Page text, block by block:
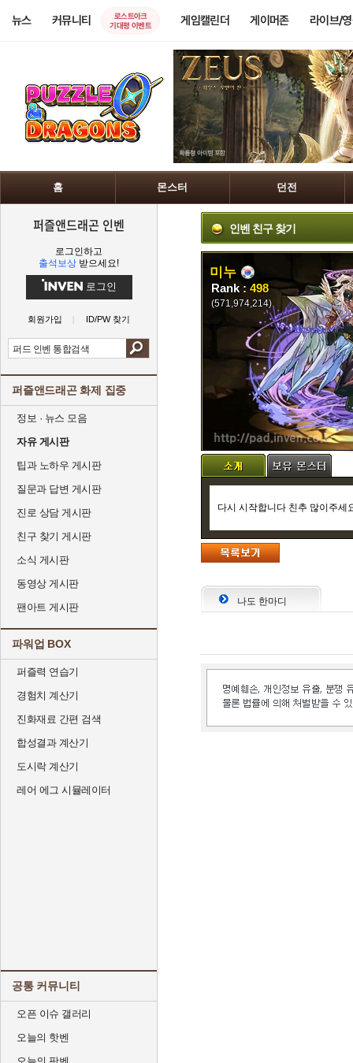
뉴스 커뮤니티
로스트아크
기대평 이벤트
게임캘린더 게이머존 라이브/
홈 몬스터 던전
퍼즐앤드래곤 인벤
로그인하고
출석보상 받으세요!
로그인
회원가입 ID/PW 찾기
퍼즐앤드래곤 화제 집중
정보 · 뉴스 모음
자유 게시판
팁과 노하우 게시판
질문과 답변 게시판
진로 상담 게시판
친구 찾기 게시판
소식 게시판
동영상 게시판
팬아트 게시판
파워업 BOX
퍼즐력 연습기
경험치 계산기
진화재료 간편 검색
합성결과 계산기
도시락 계산기
레어 에그 시뮬레이터
공통 커뮤니티
오픈 이슈 갤러리
오늘의 핫벤
인벤 친구 찾기
미누
Rank : 498
(571,974,214)
다시 시작합니다 친추 많이주세
나도 한마디